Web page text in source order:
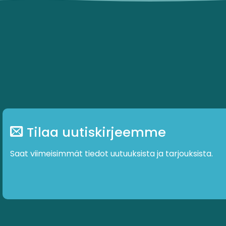
Tilaa uutiskirjeemme
Saat viimeisimmät tiedot uutuuksista ja tarjouksista.